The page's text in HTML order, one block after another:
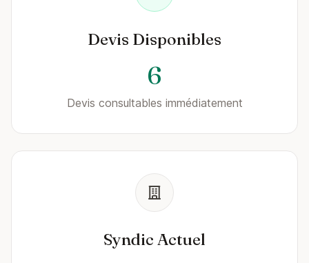
Devis Disponibles
6
Devis consultables immédiatement
Syndic Actuel